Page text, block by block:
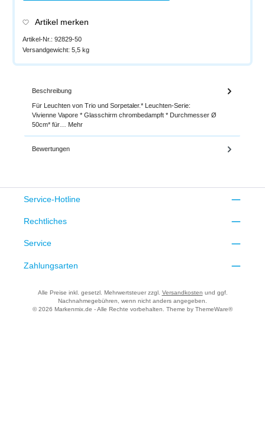
Artikel merken
Artikel-Nr.: 92829-50
Versandgewicht: 5,5 kg
Beschreibung
Für Leuchten von Trio und Sorpetaler.* Leuchten-Serie:
Vivienne Vapore * Glasschirm chrombedampft * Durchmesser Ø
50cm* für… Mehr
Bewertungen
Service-Hotline
Rechtliches
Service
Zahlungsarten
Alle Preise inkl. gesetzl. Mehrwertsteuer zzgl. Versandkosten und ggf.
Nachnahmegebühren, wenn nicht anders angegeben.
© 2026 Markenmix.de - Alle Rechte vorbehalten. Theme by ThemeWare®